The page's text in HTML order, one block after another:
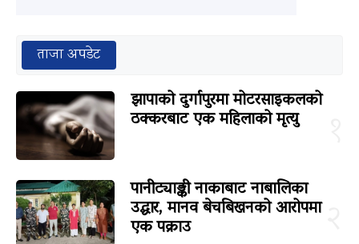
ताजा अपडेट
झापाको दुर्गापुरमा मोटरसाइकलको
ठक्करबाट एक महिलाको मृत्यु
पानीट्याङ्की नाकाबाट नाबालिका
उद्धार, मानव बेचबिखनको आरोपमा
एक पक्राउ